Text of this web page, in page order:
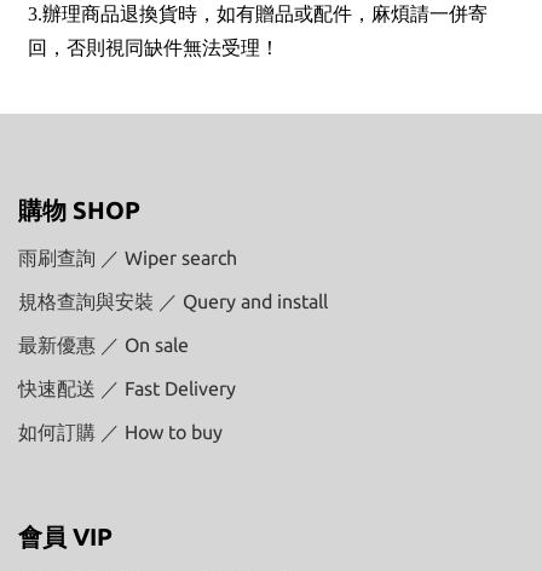
3.辦理商品退換貨時，如有贈品或配件，麻煩請一併寄
回，否則視同缺件無法受理！
購物 SHOP
雨刷查詢 ／ Wiper search
規格查詢與安裝 ／ Query and install
最新優惠 ／ On sale
快速配送 ／ Fast Delivery
如何訂購 ／ How to buy
會員 VIP